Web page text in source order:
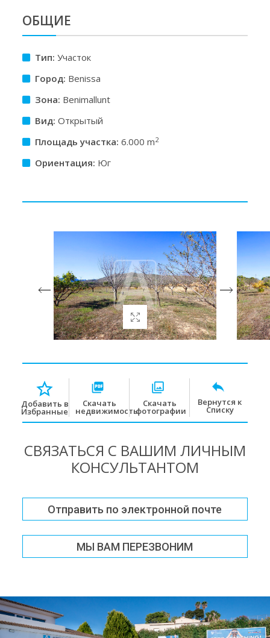
ОБЩИЕ
Тип: Участок
Город: Benissa
Зона: Benimallunt
Вид: Открытый
Площадь участкa: 6.000 m2
Ориентация: Юг
Добавить в
Избранные
Скачать
недвижимость
Скачать
фотографии
Вернутся к
Списку
СВЯЗАТЬСЯ С ВАШИМ ЛИЧНЫМ
КОНСУЛЬТАНТОМ
Отправить по электронной почте
МЫ ВАМ ПЕРЕЗВОНИМ